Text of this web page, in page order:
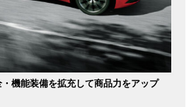
機能装備を拡充して商品力をアップ